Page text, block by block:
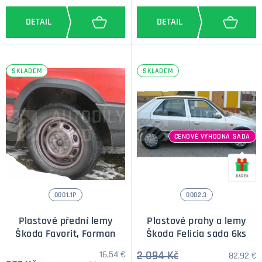
SKLADEM
0001.1P
Plastové přední lemy
Škoda Favorit, Forman
16,54 €
SKLADEM
CENOVĚ VÝHODNÁ SADA
0002.3
Plastové prahy a lemy
Škoda Felicia sada 6ks
2 094 Kč
82,92 €